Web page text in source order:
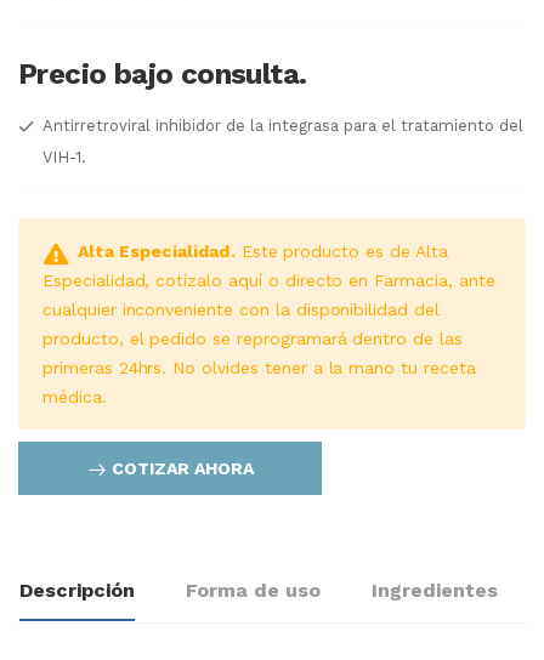
Precio bajo consulta.
Antirretroviral inhibidor de la integrasa para el tratamiento del
VIH-1.
Alta Especialidad.Este producto es de Alta
Especialidad, cotízalo aquí o directo en Farmacia, ante
cualquier inconveniente con la disponibilidad del
producto, el pedido se reprogramará dentro de las
primeras 24hrs. No olvides tener a la mano tu receta
médica.
COTIZAR AHORA
Descripción Forma de uso Ingredientes